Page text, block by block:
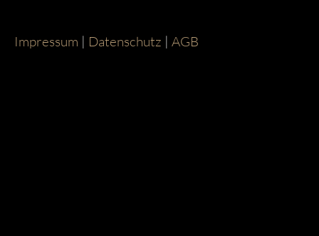
Impressum | Datenschutz | AGB